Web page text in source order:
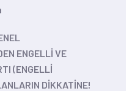
ENGELLİ VE
(ENGELLİ
DİKKATİNE!